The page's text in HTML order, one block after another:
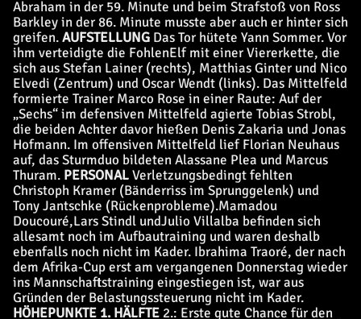
Abraham in der 59. Minute und beim Strafstoß von Ross
Barkley in der 86. Minute musste aber auch er hinter sich
greifen.AUFSTELLUNG Das Tor hütete Yann Sommer. Vor
ihm verteidigte die FohlenElf mit einer Viererkette, die
sich aus Stefan Lainer (rechts), Matthias Ginter und Nico
Elvedi (Zentrum) und Oscar Wendt (links). Das Mittelfeld
formierte Trainer Marco Rose in einer Raute: Auf der
„Sechs“ im defensiven Mittelfeld agierte Tobias Strobl,
die beiden Achter davor hießen Denis Zakaria und Jonas
Hofmann. Im offensiven Mittelfeld lief Florian Neuhaus
auf, das Sturmduo bildeten Alassane Plea und Marcus
Thuram. PERSONALVerletzungsbedingt fehlten
Christoph Kramer (Bänderriss im Sprunggelenk) und
Tony Jantschke (Rückenprobleme).Mamadou
Doucouré,Lars Stindl undJulio Villalba befinden sich
allesamt noch im Aufbautraining und waren deshalb
ebenfalls noch nicht im Kader. Ibrahima Traoré, der nach
dem Afrika-Cup erst am vergangenen Donnerstag wieder
ins Mannschaftstraining eingestiegen ist, war aus
Gründen der Belastungssteuerung nicht im Kader.
HÖHEPUNKTE 1. HÄLFTE 2.: Erste gute Chance für den